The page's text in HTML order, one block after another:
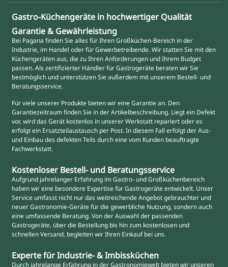
Gastro-Küchengeräte in hochwertiger Qualität
Garantie & Gewährleistung
Bei Pagana finden Sie alles für Ihren Großküchen-Bereich in der
Industrie, im Handel oder für Gewerbetreibende. Wir statten Sie mit den
Küchengeräten aus, die zu Ihren Anforderungen und Ihrem Budget
passen. Als zertifizierter Händler für Gastrogeräte beraten wir Sie
bestmöglich und unterstützen Sie außerdem mit unserem Bestell- und
Beratungsservice.
Für viele unserer Produkte bieten wir eine Garantie an. Den
Garantiezeitraum finden Sie in der Artikelbeschreibung. Liegt ein Defekt
vor, wird das Gerät kostenlos in unserer Werkstatt repariert oder es
erfolgt ein Ersatzteilaustausch per Post. In diesem Fall erfolgt der Aus-
und Einbau des defekten Teils durch eine vom Kunden beauftragte
Fachwerkstatt.
Kostenloser Bestell- und Beratungsservice
Aufgrund jahrelanger Erfahrung im Gastro- und Großküchenbereich
haben wir eine besondere Expertise für Gastrogeräte entwickelt. Unser
Service umfasst nicht nur das weitreichende Angebot gebrauchter und
neuer Gastronomie-Geräte für die gewerbliche Nutzung, sondern auch
eine umfassende Beratung. Von der Auswahl der passenden
Gastrogeräte, über die Bestellung bis hin zum kostenlosen und
schnellen Versand, begleiten wir Ihren Einkauf bei uns.
Experte für Industrie- & Imbissküchen
Durch jahrelange Erfahrung in der Gastronomiewelt bieten wir unseren